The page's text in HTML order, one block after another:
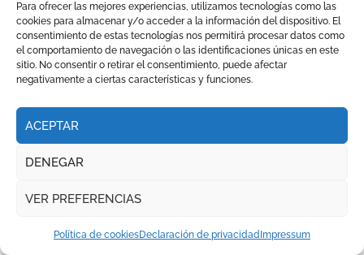
Para ofrecer las mejores experiencias, utilizamos tecnologías como las
cookies para almacenar y/o acceder a la información del dispositivo. El
consentimiento de estas tecnologías nos permitirá procesar datos como
el comportamiento de navegación o las identificaciones únicas en este
sitio. No consentir o retirar el consentimiento, puede afectar
negativamente a ciertas características y funciones.
ACEPTAR
DENEGAR
VER PREFERENCIAS
Política de cookiesDeclaración de privacidad Impressum
OTROS FESTEJOS
Ferrera, El Fandi y Escribano
abren la Puerta Grande en
una tarde triunfal en Azuaga